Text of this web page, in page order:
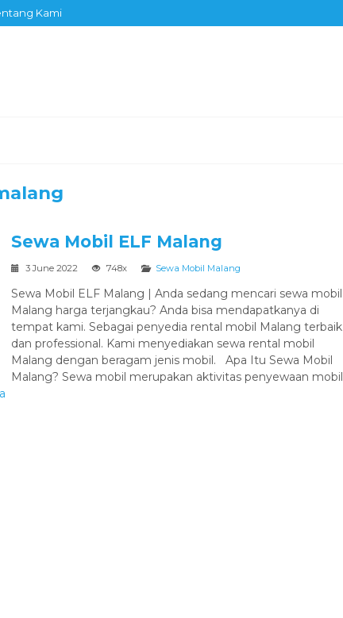
Kami
Sewa Mobil ELF Malang
3 June 2022 748x Sewa Mobil Malang
Sewa Mobil ELF Malang | Anda sedang mencari sewa mobil
Malang harga terjangkau? Anda bisa mendapatkanya di
tempat kami. Sebagai penyedia rental mobil Malang terbaik
dan professional. Kami menyediakan sewa rental mobil
Malang dengan beragam jenis mobil. Apa Itu Sewa Mobil
Malang? Sewa mobil merupakan aktivitas penyewaan mobil